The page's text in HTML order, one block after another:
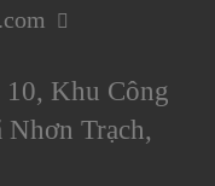
Khu Công
Trạch,